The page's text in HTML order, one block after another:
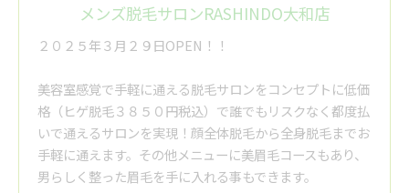
メンズ脱毛サロンRASHINDO大和店
２０２５年３月２９日OPEN！！
美容室感覚で手軽に通える脱毛サロンをコンセプトに低価
格（ヒゲ脱毛３８５０円税込）で誰でもリスクなく都度払
いで通えるサロンを実現！顔全体脱毛から全身脱毛までお
手軽に通えます。その他メニューに美眉毛コースもあり、
男らしく整った眉毛を手に入れる事もできます。